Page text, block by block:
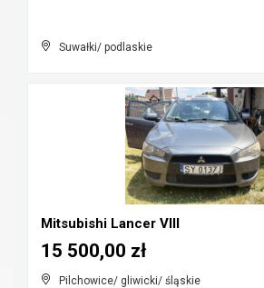
Suwałki/ podlaskie
Mitsubishi Lancer VIII
Pilchowice/ gliwicki/ śląskie
15 500,00 zł